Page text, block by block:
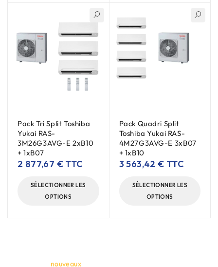
Pack Tri Split Toshiba
Yukai RAS-
3M26G3AVG-E 2xB10
+ 1xB07
2 877,67 € TTC
SÉLECTIONNER LES
OPTIONS
Pack Quadri Split
Toshiba Yukai RAS-
4M27G3AVG-E 3xB07
+ 1xB10
3 563,42€ TTC
SÉLECTIONNER LES
OPTIONS
nouveaux